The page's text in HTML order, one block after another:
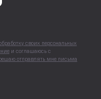
своих персональных
и соглашаюсь с
отправлять мне письма